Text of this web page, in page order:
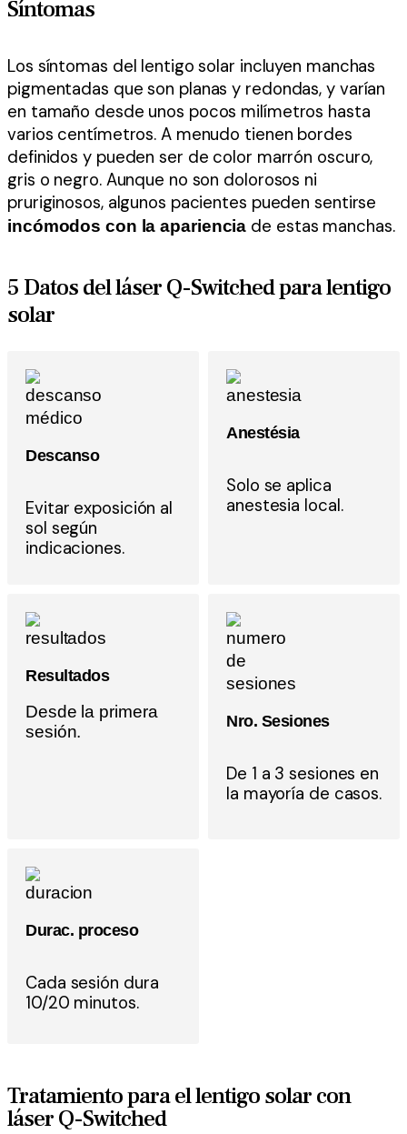
Síntomas
Los síntomas del lentigo solar incluyen manchas
pigmentadas que son planas y redondas, y varían
en tamaño desde unos pocos milímetros hasta
varios centímetros. A menudo tienen bordes
definidos y pueden ser de color marrón oscuro,
gris o negro. Aunque no son dolorosos ni
pruriginosos, algunos pacientes pueden sentirse
incómodos con la apariencia de estas manchas.
5 Datos del láser Q-Switched para lentigo
solar
Descanso
Evitar exposición al
sol según
indicaciones.
Anestésia
Solo se aplica
anestesia local.
Resultados
Desde la primera
sesión.
Nro. Sesiones
De 1 a 3 sesiones en
la mayoría de casos.
Durac. proceso
Cada sesión dura
10/20 minutos.
Tratamiento para el lentigo solar con
láser Q-Switched